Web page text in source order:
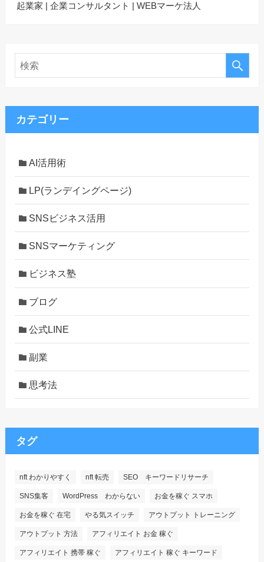
起業家 | 企業コンサルタント | WEBマーケ法人
カテゴリー
AI活用術
LP(ランデイングページ)
SNSビジネス活用
SNSマーケティング
ビジネス塾
ブログ
公式LINE
副業
思考法
タグ
nft わかりやすく nft 転売 SEO キーワードリサーチ
SNS集客 WordPress わからない お金を稼ぐ スマホ
お金を稼ぐ 在宅 やる気スイッチ アウトプット トレーニング
アウトプット 方法 アフィリエイト お金 稼ぐ
アフィリエイト 携帯 稼ぐ アフィリエイト 稼ぐ キーワード